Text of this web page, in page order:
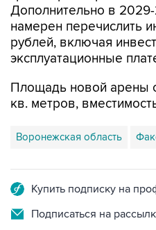
Дополнительно в
намерен перечислить
рублей, включая
эксплуатационные
Площадь новой арены
кв. метров,
Воронежская область
Купить подписку на
Подписаться на